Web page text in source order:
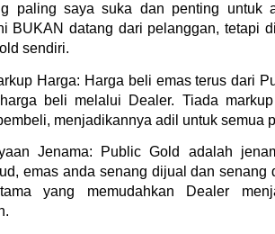
paling saya suka dan penting untuk
BUKAN datang dari pelanggan, tetapi
sendiri.
Harga: Harga beli emas terus dari
beli melalui Dealer. Tiada
menjadikannya adil untuk semua
Jenama: Public Gold adalah
emas anda senang dijual dan senang
yang memudahkan Dealer